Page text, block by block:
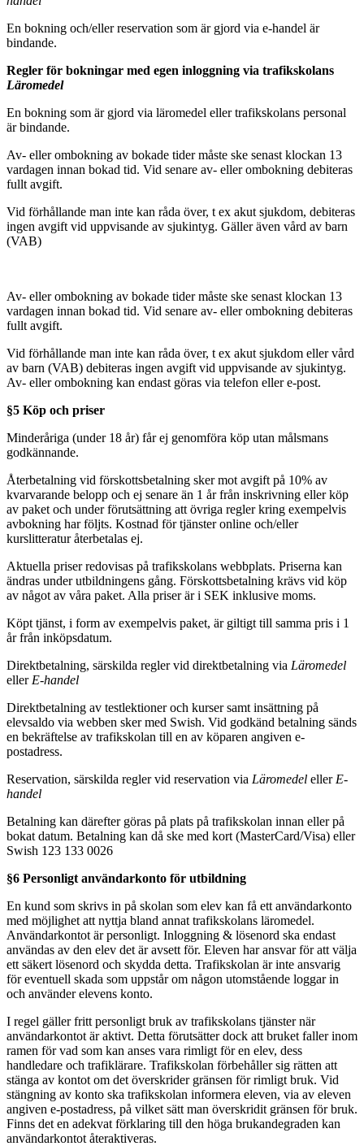
En bokning och/eller reservation som är gjord via e-handel är
bindande.
Regler för bokningar med egen inloggning via trafikskolans
Läromedel
En bokning som är gjord via läromedel eller trafikskolans personal
är bindande.
Av- eller ombokning av bokade tider måste ske senast klockan 13
vardagen innan bokad tid. Vid senare av- eller ombokning debiteras
fullt avgift.
Vid förhållande man inte kan råda över, t ex akut sjukdom, debiteras
ingen avgift vid uppvisande av sjukintyg. Gäller även vård av barn
(VAB)
Av- eller ombokning av bokade tider måste ske senast klockan 13
vardagen innan bokad tid. Vid senare av- eller ombokning debiteras
fullt avgift.
Vid förhållande man inte kan råda över, t ex akut sjukdom eller vård
av barn (VAB) debiteras ingen avgift vid uppvisande av sjukintyg.
Av- eller ombokning kan endast göras via telefon eller e-post.
§5 Köp och priser
Minderåriga (under 18 år) får ej genomföra köp utan målsmans
godkännande.
Återbetalning vid förskottsbetalning sker mot avgift på 10% av
kvarvarande belopp och ej senare än 1 år från inskrivning eller köp
av paket och under förutsättning att övriga regler kring exempelvis
avbokning har följts. Kostnad för tjänster online och/eller
kurslitteratur återbetalas ej.
Aktuella priser redovisas på trafikskolans webbplats. Priserna kan
ändras under utbildningens gång. Förskottsbetalning krävs vid köp
av något av våra paket. Alla priser är i SEK inklusive moms.
Köpt tjänst, i form av exempelvis paket, är giltigt till samma pris i 1
år från inköpsdatum.
Direktbetalning, särskilda regler vid direktbetalning via Läromedel
eller E-handel
Direktbetalning av testlektioner och kurser samt insättning på
elevsaldo via webben sker med Swish. Vid godkänd betalning sänds
en bekräftelse av trafikskolan till en av köparen angiven e-
postadress.
Reservation, särskilda regler vid reservation via Läromedel eller E-
handel
Betalning kan därefter göras på plats på trafikskolan innan eller på
bokat datum. Betalning kan då ske med kort (MasterCard/Visa) eller
Swish 123 133 0026
§6 Personligt användarkonto för utbildning
En kund som skrivs in på skolan som elev kan få ett användarkonto
med möjlighet att nyttja bland annat trafikskolans läromedel.
Användarkontot är personligt. Inloggning & lösenord ska endast
användas av den elev det är avsett för. Eleven har ansvar för att välja
ett säkert lösenord och skydda detta. Trafikskolan är inte ansvarig
för eventuell skada som uppstår om någon utomstående loggar in
och använder elevens konto.
I regel gäller fritt personligt bruk av trafikskolans tjänster när
användarkontot är aktivt. Detta förutsätter dock att bruket faller inom
ramen för vad som kan anses vara rimligt för en elev, dess
handledare och trafiklärare. Trafikskolan förbehåller sig rätten att
stänga av kontot om det överskrider gränsen för rimligt bruk. Vid
stängning av konto ska trafikskolan informera eleven, via av eleven
angiven e-postadress, på vilket sätt man överskridit gränsen för bruk.
Finns det en adekvat förklaring till den höga brukandegraden kan
användarkontot återaktiveras.